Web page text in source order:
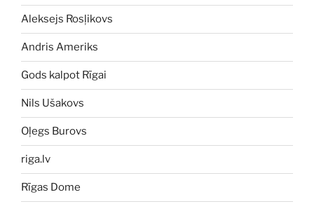
Aleksejs Rosļikovs
Andris Ameriks
Gods kalpot Rīgai
Nils Ušakovs
Oļegs Burovs
riga.lv
Rīgas Dome